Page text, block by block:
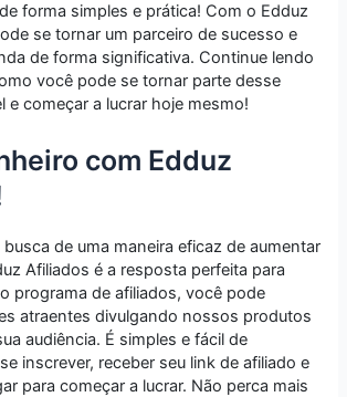
forma simples e prática! Com o Edduz
se tornar um parceiro de sucesso e
de forma significativa. Continue lendo
você pode se tornar parte desse
e começar a lucrar hoje mesmo!
com Edduz
de uma maneira eficaz de aumentar
Afiliados é a resposta perfeita para
programa de afiliados, você pode
atraentes divulgando nossos produtos
audiência. É simples e fácil de
inscrever, receber seu link de afiliado e
para começar a lucrar. Não perca mais